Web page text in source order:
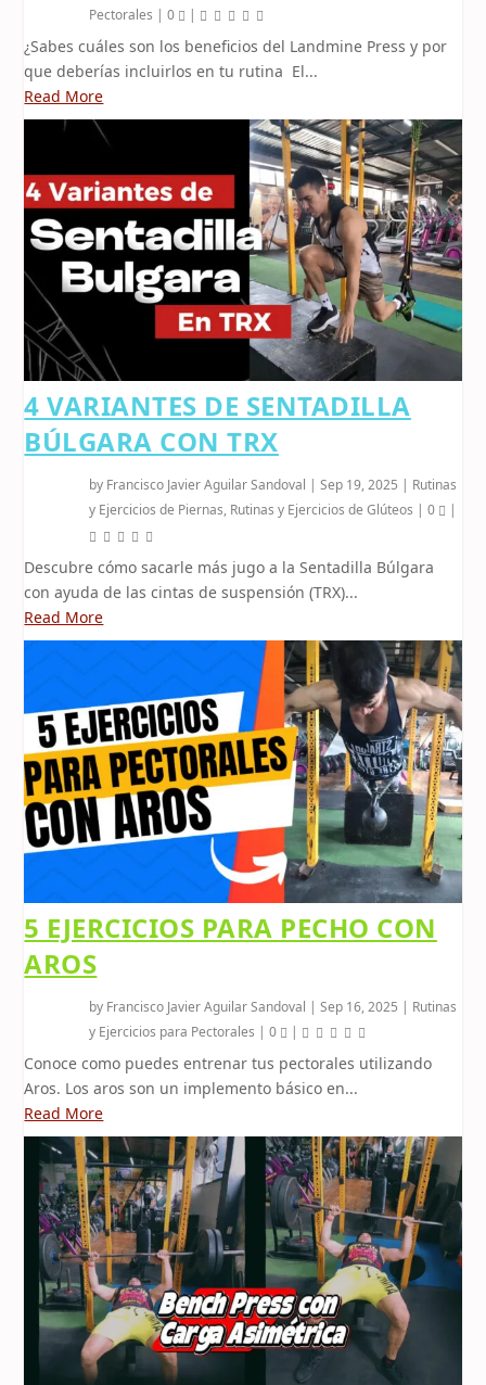
Pectorales |0 |
¿Sabes cuáles son los beneficios del Landmine Press y por
que deberías incluirlos en tu rutina El...
Read More
4 VARIANTES DE SENTADILLA
BÚLGARA CON TRX
by Francisco Javier Aguilar Sandoval |Sep 19, 2025
Rutinas
y Ejercicios de Piernas, Rutinas y Ejercicios de Glúteos |0
Descubre cómo sacarle más jugo a la Sentadilla Búlgara
con ayuda de las cintas de suspensión (TRX)...
Read More
5 EJERCICIOS PARA PECHO CON
AROS
by Francisco Javier Aguilar Sandoval |Sep 16, 2025 | Rutinas
y Ejercicios para Pectorales |0 |
Conoce como puedes entrenar tus pectorales utilizando
Aros. Los aros son un implemento básico en...
Read More